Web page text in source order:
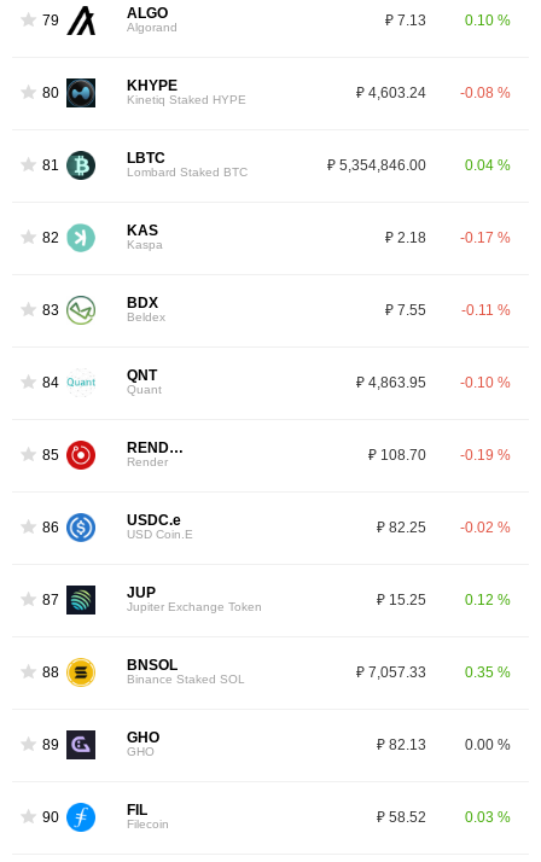
79 ALGO
Algorand ₽ 7.13 0.10 %
80 KHYPE
Kinetiq Staked HYPE ₽ 4,603.24 -0.08 %
81 LBTC
Lombard Staked BTC ₽ 5,354,846.00 0.04 %
82 KAS
Kaspa ₽ 2.18 -0.17 %
83 BDX
Beldex ₽ 7.55 -0.11 %
84 QNT
Quant ₽ 4,863.95 -0.10 %
85 RENDER
Render ₽ 108.70 -0.19 %
86 USDC.e
USD Coin.E ₽ 82.25 -0.02 %
87 JUP
Jupiter Exchange Token ₽ 15.25 0.12 %
88 BNSOL
Binance Staked SOL ₽ 7,057.33 0.35 %
89 GHO
GHO ₽ 82.13 0.00 %
90 FIL
Filecoin ₽ 58.52 0.03 %